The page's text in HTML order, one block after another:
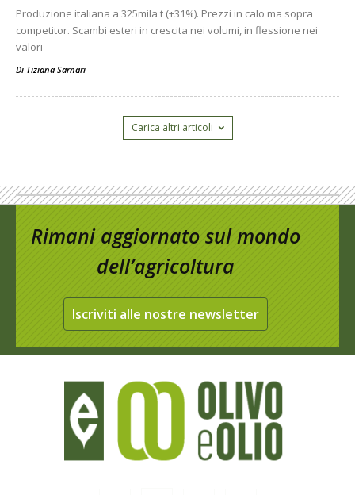
Produzione italiana a 325mila t (+31%). Prezzi in calo ma sopra
competitor. Scambi esteri in crescita nei volumi, in flessione nei
valori
Di Tiziana Sarnari
Carica altri articoli
Rimani aggiornato sul mondo
dell’agricoltura
Iscriviti alle nostre newsletter